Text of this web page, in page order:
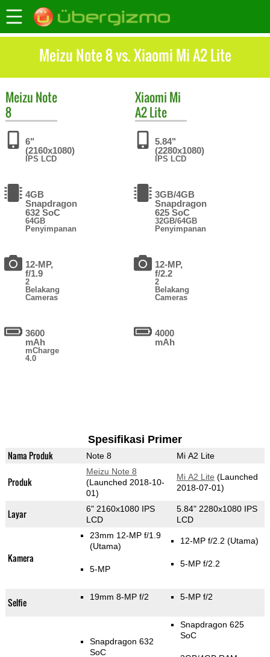
Meizu Note 8 vs. Xiaomi Mi A2 Lite
Meizu Note
8
6"
(2160x1080)
IPS LCD
4GB
Snapdragon
632 SoC
64GB
Penyimpanan
12-MP,
f/1.9
2
Belakang
Cameras
3600
mAh
mCharge
4.0
Xiaomi Mi
A2 Lite
5.84"
(2280x1080)
IPS LCD
3GB/4GB
Snapdragon
625 SoC
32GB/64GB
Penyimpanan
12-MP,
f/2.2
2
Belakang
Cameras
4000
mAh
Spesifikasi Primer
Nama Produk Note 8 Mi A2 Lite
Produk
Meizu Note 8
(Launched 2018-10-
01)
Mi A2 Lite (Launched
2018-07-01)
Layar
6" 2160x1080 IPS
LCD
5.84" 2280x1080 IPS
LCD
Kamera
23mm 12-MP f/1.9
(Utama)
5-MP
12-MP f/2.2 (Utama)
5-MP f/2.2
Selfie 19mm 8-MP f/2 5-MP f/2
Snapdragon 632
SoC
Snapdragon 625
SoC